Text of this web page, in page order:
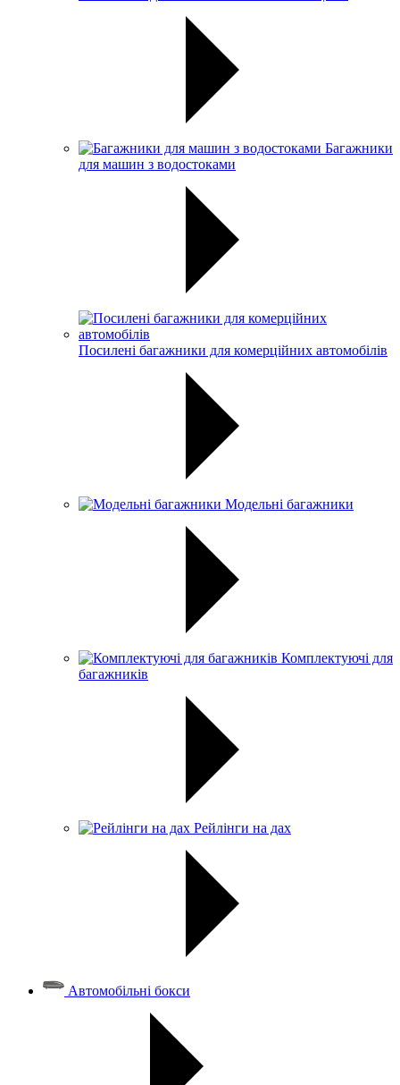
Багажники
для машин з водостоками
Посилені багажники для комерційних автомобілів
Модельні багажники
Комплектуючі для
багажників
Рейлінги на дах
Автомобільні бокси